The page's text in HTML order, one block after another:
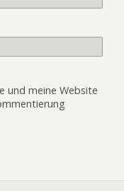
und meine Website